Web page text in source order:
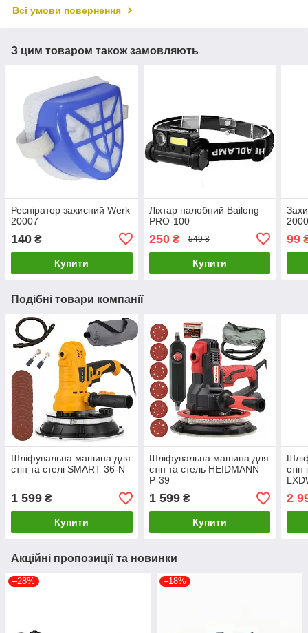
Всі умови повернення
З цим товаром також замовляють
Респіратор захисний Werk
20007
140 ₴
Купити
Ліхтар налобний Bailong
PRO-100
250₴ 549 ₴
Купити
99
Подібні товари компанії
Шліфувальна машина для
стін та стелі SMART 36-N
1 599 ₴
Купити
Шліфувальна машина для
стін та стель HEIDMANN
P-39
1 599₴
Купити
стін
2
Акційні пропозиції та новинки
–28% –18%